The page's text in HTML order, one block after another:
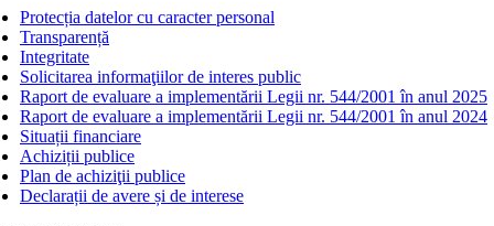
Protecția datelor cu caracter personal
Transparență
Integritate
Solicitarea informaţiilor de interes public
Raport de evaluare a implementării Legii nr. 544/2001 în anul 2025
Raport de evaluare a implementării Legii nr. 544/2001 în anul 2024
Situații financiare
Achiziții publice
Plan de achiziţii publice
Declarații de avere și de interese